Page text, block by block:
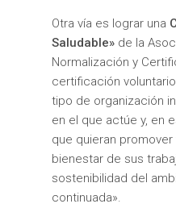
Otra vía es lograr una
Saludable» de la
Normalización y
certificación
tipo de organización
en el que actúe y, en
que quieran
bienestar de sus
sostenibilidad del
continuada».